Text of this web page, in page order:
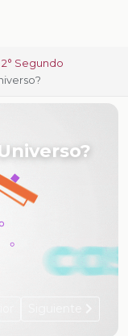
2° Segundo